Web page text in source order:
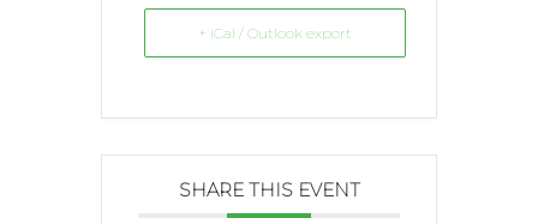
+ iCal / Outlook export
SHARE THIS EVENT